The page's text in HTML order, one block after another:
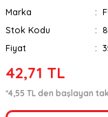
Marka
Stok Kodu
Fiyat
42,71 TL
*4,55 TL den başlayan